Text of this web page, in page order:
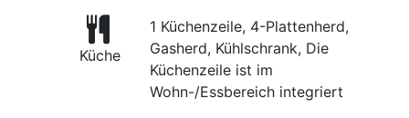
Küche
1 Küchenzeile, 4-Plattenherd,
Gasherd, Kühlschrank, Die
Küchenzeile ist im
Wohn-/Essbereich integriert